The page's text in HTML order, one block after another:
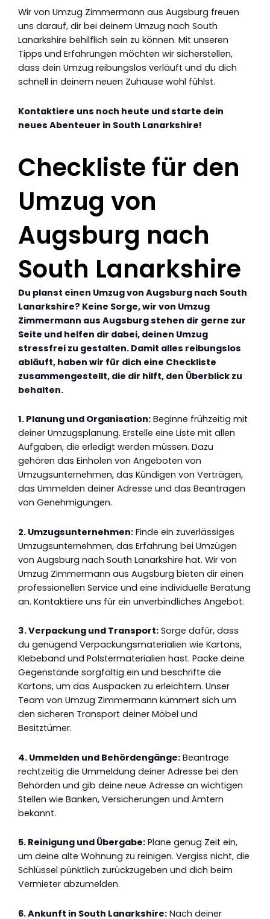
Wir von Umzug Zimmermann aus Augsburg freuen
uns darauf, dir bei deinem Umzug nach South
Lanarkshire behilflich sein zu können. Mit unseren
Tipps und Erfahrungen möchten wir sicherstellen,
dass dein Umzug reibungslos verläuft und du dich
schnell in deinem neuen Zuhause wohl fühlst.
Kontaktiere uns noch heute und starte dein
neues Abenteuer in South Lanarkshire!
Checkliste für den
Umzug von
Augsburg nach
South Lanarkshire
Du planst einen Umzug von Augsburg nach South
Lanarkshire? Keine Sorge, wir von Umzug
Zimmermann aus Augsburg stehen dir gerne zur
Seite und helfen dir dabei, deinen Umzug
stressfrei zu gestalten. Damit alles reibungslos
abläuft, haben wir für dich eine Checkliste
zusammengestellt, die dir hilft, den Überblick zu
behalten.
1. Planung und Organisation: Beginne frühzeitig mit
deiner Umzugsplanung. Erstelle eine Liste mit allen
Aufgaben, die erledigt werden müssen. Dazu
gehören das Einholen von Angeboten von
Umzugsunternehmen, das Kündigen von Verträgen,
das Ummelden deiner Adresse und das Beantragen
von Genehmigungen.
2. Umzugsunternehmen: Finde ein zuverlässiges
Umzugsunternehmen, das Erfahrung bei Umzügen
von Augsburg nach South Lanarkshire hat. Wir von
Umzug Zimmermann aus Augsburg bieten dir einen
professionellen Service und eine individuelle Beratung
an. Kontaktiere uns für ein unverbindliches Angebot.
3. Verpackung und Transport: Sorge dafür, dass
du genügend Verpackungsmaterialien wie Kartons,
Klebeband und Polstermaterialien hast. Packe deine
Gegenstände sorgfältig ein und beschrifte die
Kartons, um das Auspacken zu erleichtern. Unser
Team von Umzug Zimmermann kümmert sich um
den sicheren Transport deiner Möbel und
Besitztümer.
4. Ummelden und Behördengänge: Beantrage
rechtzeitig die Ummeldung deiner Adresse bei den
Behörden und gib deine neue Adresse an wichtigen
Stellen wie Banken, Versicherungen und Ämtern
bekannt.
5. Reinigung und Übergabe: Plane genug Zeit ein,
um deine alte Wohnung zu reinigen. Vergiss nicht, die
Schlüssel pünktlich zurückzugeben und dich beim
Vermieter abzumelden.
6. Ankunft in South Lanarkshire: Nach deiner